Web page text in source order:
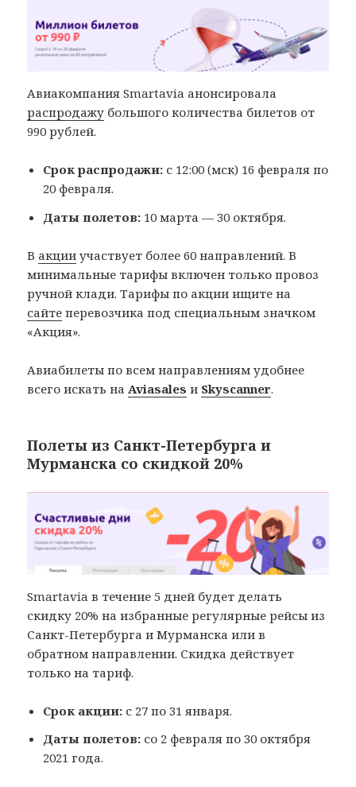
Авиакомпания Smartavia анонсировала
распродажу большого количества билетов от
990 рублей.
Срок распродажи: с 12:00 (мск) 16 февраля по
20 февраля.
Даты полетов: 10 марта — 30 октября.
В акции участвует более 60 направлений. В
минимальные тарифы включен только провоз
ручной клади. Тарифы по акции ищите на
сайте перевозчика под специальным значком
«Акция».
Авиабилеты по всем направлениям удобнее
всего искать на Aviasales и Skyscanner.
Полеты из Санкт-Петербурга и
Мурманска со скидкой 20%
Smartavia в течение 5 дней будет делать
скидку 20% на избранные регулярные рейсы из
Санкт-Петербурга и Мурманска или в
обратном направлении. Скидка действует
только на тариф.
Срок акции: с 27 по 31 января.
Даты полетов: со 2 февраля по 30 октября
2021 года.